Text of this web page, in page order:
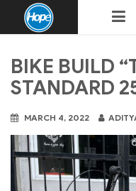
BMX
BIKE BUILD
STANDARD
MARCH 4, 2022